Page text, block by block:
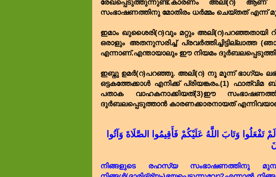
രേഖപ്പെടുത്തുന്നുണ്ട്.കാരണം അലി(റ)
സംഭാഷണത്തിനു മോതിരം ധർമ്മം ചെയ്തത് എന്ന്
ഇമാം ഖുശൈരി(റ)വും മറ്റും അലി(റ)പറഞ്ഞതായി
ഒരാളും അതനുസരിച്ച്
എന്നാണ്.എന്തായാലും ഈ നിയമം
ഇബ്നു ഉമർ(റ)പറഞ്ഞു. അലി(റ) നു മൂന്ന് ഭാഗ്യം
ഒട്ടകത്തേക്കാൾ എനിക്ക് പ്രിയങ്കരം.(1)
പതാക വാഹകനാക്കിയത്(3)ഈ
ദുർബലപ്പെടുത്താൻ കാരണക്കാരനായത്
وَتَابَ اللَّهُ عَلَيْكُمْ فَأَقِيمُوا الصَّلَاةَ وَآتُوا
നിങ്ങളുടെ രഹസ്യ സംഭാഷണത്തിനു